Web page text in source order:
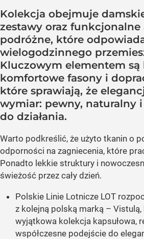
Kolekcja obejmuje
zestawy oraz funkcjonalne
podróżne, które
wielogodzinnego
Kluczowym elementem są
komfortowe fasony i
które sprawiają, że
wymiar: pewny, naturalny
do działania.
Warto podkreślić, że użyto tkanin o
odporności na zagniecenia, które
Ponadto lekkie struktury i
świeżość przez cały dzień.
Polskie Linie Lotnicze LOT
z kolejną polską marką –
wyjątkowa kolekcja kapsułowa,
współczesne podejście do